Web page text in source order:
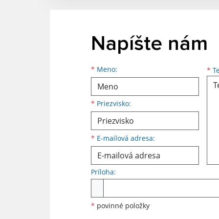
Napíšte nám
* Meno:
* Priezvisko:
* E-mailová adresa:
*
Príloha:
* povinné položky